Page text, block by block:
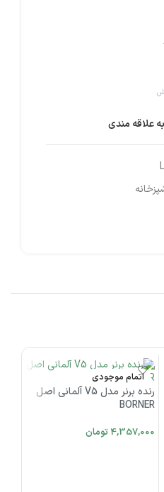
علاقه مندی
اتمام موجودی
رنده برنر مدل V5 آلمانی اصل
BORNER
4,357,000 تومان